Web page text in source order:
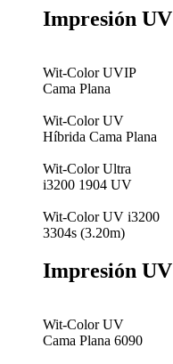
Impresión UV
Wit-Color UVIP
Cama Plana
Wit-Color UV
Híbrida Cama Plana
Wit-Color Ultra
i3200 1904 UV
Wit-Color UV i3200
3304s (3.20m)
Impresión
Wit-Color UV
Cama Plana 6090